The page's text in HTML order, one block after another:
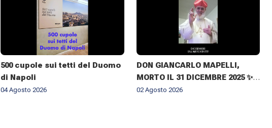
500 cupole sui tetti del Duomo
di Napoli
04 Agosto 2026
DON GIANCARLO MAPELLI,
MORTO IL 31 DICEMBRE 2025 ✨
IL RICORDO DEL CUGINO
02 Agosto 2026